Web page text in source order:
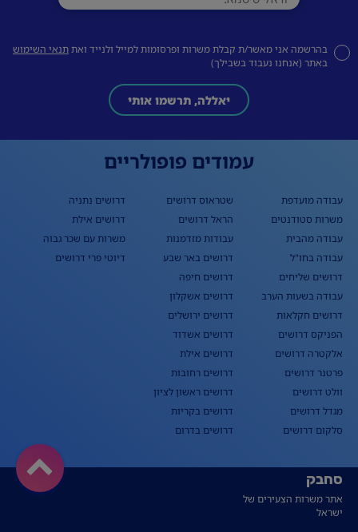
בהרשמה אני מאשר/ת קבלת משרות ופרסומות למייל ולנייד ואתתנאי השימוש
באתר (אנחנו נעבוד בשבילך)
יאללה, תרשמו אותי
עמודים פופולריים
עבודה מועדפת
משרות סטודנטים
עבודה מהבית
עבודה בחו"ל
דרושים שליחים
עבודה בשעות הערב
דרושים חקלאות
הפניקס דרושים
אלקטרה דרושים
פרטנר דרושים
וולט דרושים
מגדל דרושים
סלקום דרושים
שטראוס דרושים
הראל דרושים
עבודות מזדמנות
דרושים באר שבע
דרושים חיפה
דרושים אשקלון
דרושים ירושלים
דרושים אשדוד
דרושים אילת
דרושים רחובות
דרושים ראשון לציון
דרושים בקריות
דרושים בדרום
דרושים נתניה
דרושים אילת
משרות עם שכר גבוה
דיוטי פרי דרושים
סחבק
אתר משרות הצעירים של
ישראל